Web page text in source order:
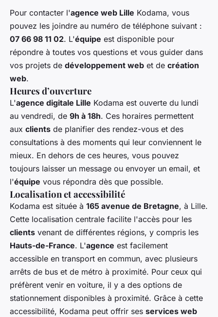
Pour contacter l'agence web Lille Kodama, vous
pouvez les joindre au numéro de téléphone suivant :
07 66 98 11 02. L'équipe est disponible pour
répondre à toutes vos questions et vous guider dans
vos projets de développement web et de création
web.
Heures d’ouverture
L'agence digitale Lille Kodama est ouverte du lundi
au vendredi, de 9h à 18h. Ces horaires permettent
aux clients de planifier des rendez-vous et des
consultations à des moments qui leur conviennent le
mieux. En dehors de ces heures, vous pouvez
toujours laisser un message ou envoyer un email, et
l'équipe vous répondra dès que possible.
Localisation et accessibilité
Kodama est située à 165 avenue de Bretagne, à Lille.
Cette localisation centrale facilite l'accès pour les
clients venant de différentes régions, y compris les
Hauts-de-France. L'agence est facilement
accessible en transport en commun, avec plusieurs
arrêts de bus et de métro à proximité. Pour ceux qui
préfèrent venir en voiture, il y a des options de
stationnement disponibles à proximité. Grâce à cette
accessibilité, Kodama peut offrir ses services web